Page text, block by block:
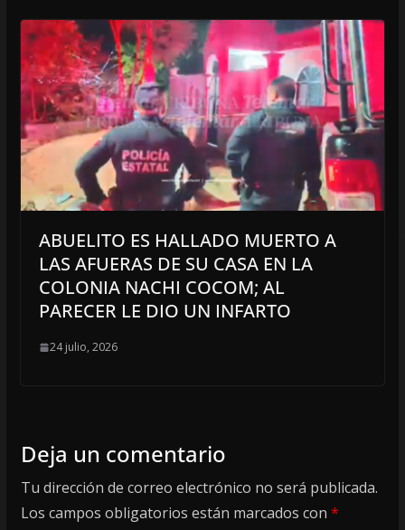
ABUELITO ES HALLADO MUERTO A
LAS AFUERAS DE SU CASA EN LA
COLONIA NACHI COCOM; AL
PARECER LE DIO UN INFARTO
24 julio, 2026
Deja un comentario
Tu dirección de correo electrónico no será publicada.
Los campos obligatorios están marcados con *